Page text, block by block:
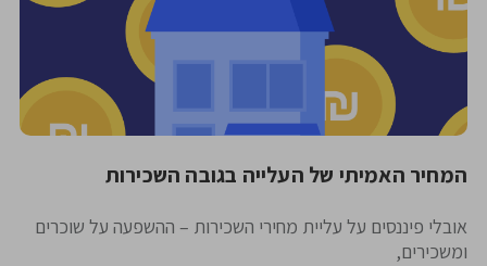
המחיר האמיתי של העלייה בגובה השכירות
אובלי פיננסים על עליית מחירי השכירות – ההשפעה על שוכרים
ומשכירים,